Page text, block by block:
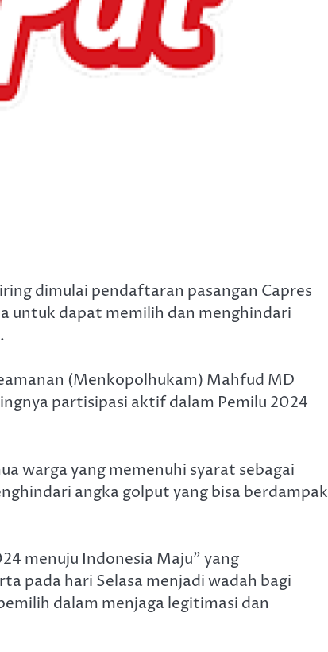
dimulai pendaftaran pasangan Capres
untuk dapat memilih dan menghindari
(Menkopolhukam) Mahfud MD
partisipasi aktif dalam Pemilu 2024
warga yang memenuhi syarat sebagai
angka golput yang bisa berdampak
menuju Indonesia Maju” yang
pada hari Selasa menjadi wadah bagi
dalam menjaga legitimasi dan